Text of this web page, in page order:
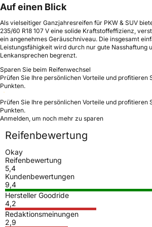
Auf einen Blick
Als vielseitiger Ganzjahresreifen für PKW & SUV
235/60 R18 107 V eine solide Kraftstoffeffizienz,
ein angenehmes Geräuschniveau. Die insgesamt
Leistungsfähigkeit wird durch nur gute Nasshaftung
Lenkansprechen begrenzt.
Sparen Sie beim Reifenwechsel
Prüfen Sie Ihre persönlichen Vorteile und profitieren
Punkten.
Prüfen Sie Ihre persönlichen Vorteile und profitieren
Punkten.
Anmelden, um noch mehr zu sparen
Reifenbewertung
Okay
Reifenbewertung
5,4
Kundenbewertungen
9,4
Hersteller Goodride
4,2
Redaktionsmeinungen
2,9